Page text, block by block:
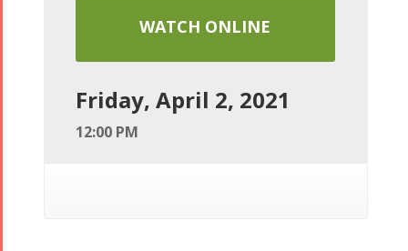
WATCH ONLINE
Friday, April 2, 2021
12:00 PM